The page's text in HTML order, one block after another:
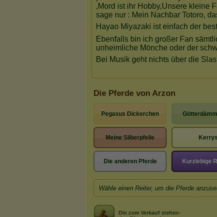
Die Pferde von Arzon
Pegasus Dickerchen
Meine Silberpfeile
Die anderen Pferde Kurzlebige
Wähle einen Reiter, um die Pferde
Die zum Verkauf stehen-